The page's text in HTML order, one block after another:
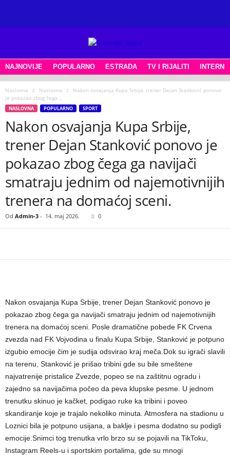
NAJNOVIJE POPULARNO ESTRADA TV I RIJALITI
Naslovna Naslovna
Nakon osvajanja Kupa Srbije, trener Dejan Stanković ponovo
je pokazao zbog čega...
NASLOVNA POPULARNO SPORT
Nakon osvajanja Kupa Srbije,
trener Dejan Stanković ponovo je
pokazao zbog čega ga navijači
smatraju jednim od najemotivnijih
trenera na domaćoj sceni.
Od Admin-3 - 14. maj 2026. 0
Nakon osvajanja Kupa Srbije, trener Dejan Stanković ponovo je
pokazao zbog čega ga navijači smatraju jednim od najemotivnijih
trenera na domaćoj sceni. Posle dramatične pobede FK Crvena
zvezda nad FK Vojvodina u finalu Kupa Srbije, Stanković je potpuno
izgubio emocije čim je sudija odsvirao kraj meča.Dok su igrači slavili
na terenu, Stanković je prišao tribini gde su bile smeštene
najvatrenije pristalice Zvezde, popeo se na zaštitnu ogradu i
zajedno sa navijačima počeo da peva klupske pesme. U jednom
trenutku skinuo je kačket, podigao ruke ka tribini i poveo
skandiranje koje je trajalo nekoliko minuta. Atmosfera na stadionu u
Loznici bila je potpuno usijana, a baklje i pesma dodatno su podigli
emocije.Snimci tog trenutka vrlo brzo su se pojavili na TikToku,
Instagram Reels-u i sportskim portalima, gde su mnogi